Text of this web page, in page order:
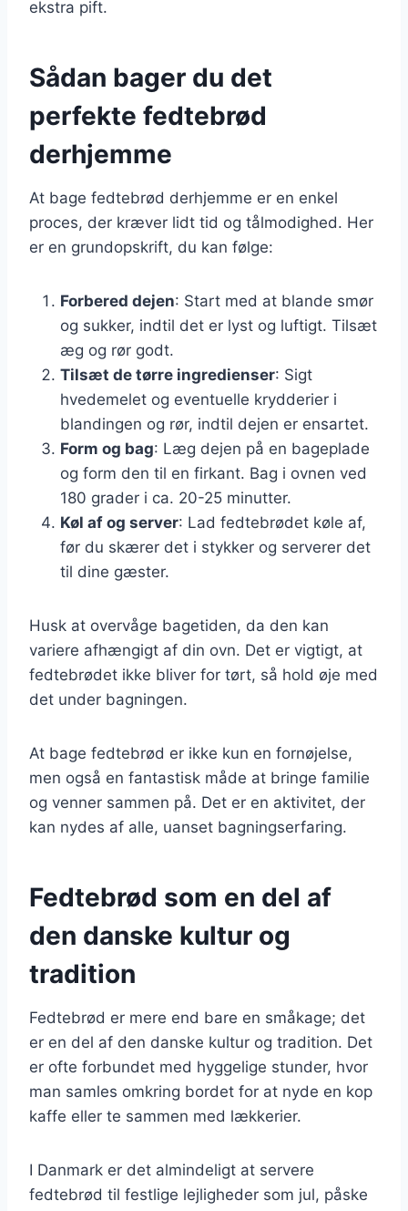
ekstra pift.
Sådan bager du det
perfekte fedtebrød
derhjemme
At bage fedtebrød derhjemme er en enkel
proces, der kræver lidt tid og tålmodighed. Her
er en grundopskrift, du kan følge:
Forbered dejen: Start med at blande smør
og sukker, indtil det er lyst og luftigt. Tilsæt
æg og rør godt.
Tilsæt de tørre ingredienser: Sigt
hvedemelet og eventuelle krydderier i
blandingen og rør, indtil dejen er ensartet.
Form og bag: Læg dejen på en bageplade
og form den til en firkant. Bag i ovnen ved
180 grader i ca. 20-25 minutter.
Køl af og server: Lad fedtebrødet køle af,
før du skærer det i stykker og serverer det
til dine gæster.
Husk at overvåge bagetiden, da den kan
variere afhængigt af din ovn. Det er vigtigt, at
fedtebrødet ikke bliver for tørt, så hold øje med
det under bagningen.
At bage fedtebrød er ikke kun en fornøjelse,
men også en fantastisk måde at bringe familie
og venner sammen på. Det er en aktivitet, der
kan nydes af alle, uanset bagningserfaring.
Fedtebrød som en del af
den danske kultur og
tradition
Fedtebrød er mere end bare en småkage; det
er en del af den danske kultur og tradition. Det
er ofte forbundet med hyggelige stunder, hvor
man samles omkring bordet for at nyde en kop
kaffe eller te sammen med lækkerier.
I Danmark er det almindeligt at servere
fedtebrød til festlige lejligheder som jul, påske